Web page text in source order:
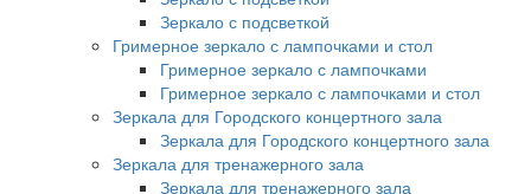
Зеркало с подсветкой
Гримерное зеркало с лампочками и стол
Гримерное зеркало с лампочками
Гримерное зеркало с лампочками и стол
Зеркала для Городского концертного зала
Зеркала для Городского концертного зала
Зеркала для тренажерного зала
Зеркала для тренажерного зала